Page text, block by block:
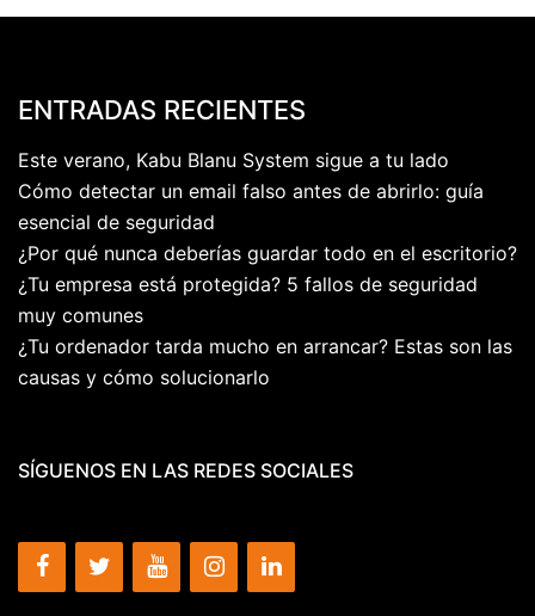
ENTRADAS RECIENTES
Este verano, Kabu Blanu System sigue a tu lado
Cómo detectar un email falso antes de abrirlo: guía
esencial de seguridad
¿Por qué nunca deberías guardar todo en el escritorio?
¿Tu empresa está protegida? 5 fallos de seguridad
muy comunes
¿Tu ordenador tarda mucho en arrancar? Estas son las
causas y cómo solucionarlo
SÍGUENOS EN LAS REDES SOCIALES